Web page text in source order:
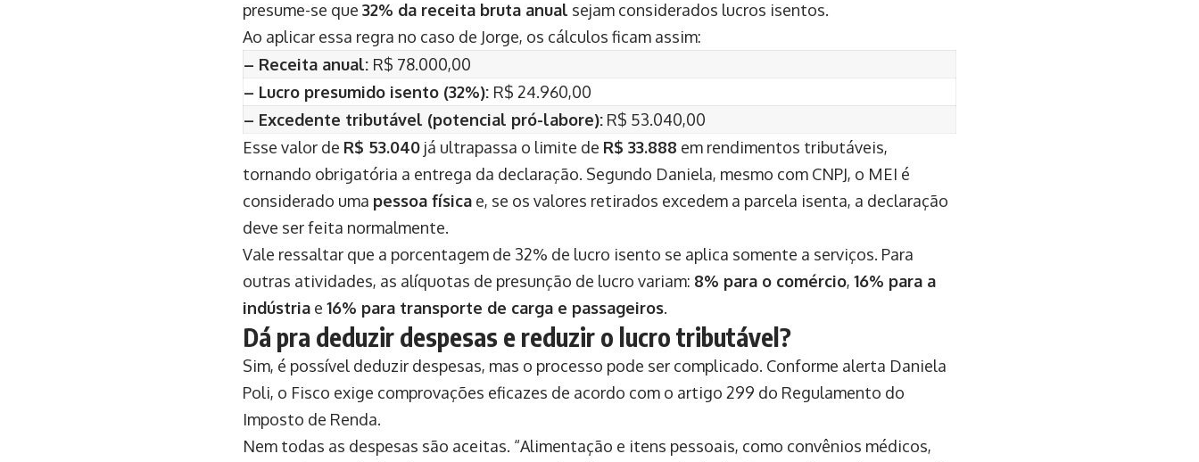
presume-se que 32% da receita bruta anual sejam considerados lucros isentos.
Ao aplicar essa regra no caso de Jorge, os cálculos ficam assim:
– Receita anual: R$ 78.000,00
– Lucro presumido isento (32%): R$ 24.960,00
– Excedente tributável (potencial pró-labore): R$ 53.040,00
Esse valor de R$ 53.040 já ultrapassa o limite de R$ 33.888 em rendimentos tributáveis,
tornando obrigatória a entrega da declaração. Segundo Daniela, mesmo com CNPJ, o MEI é
considerado uma pessoa física e, se os valores retirados excedem a parcela isenta, a declaração
deve ser feita normalmente.
Vale ressaltar que a porcentagem de 32% de lucro isento se aplica somente a serviços. Para
outras atividades, as alíquotas de presunção de lucro variam: 8% para o comércio, 16% para a
indústria e 16% para transporte de carga e passageiros.
Dá pra deduzir despesas e reduzir o lucro tributável?
Sim, é possível deduzir despesas, mas o processo pode ser complicado. Conforme alerta Daniela
Poli, o Fisco exige comprovações eficazes de acordo com o artigo 299 do Regulamento do
Imposto de Renda.
Nem todas as despesas são aceitas. “Alimentação e itens pessoais, como convênios médicos,